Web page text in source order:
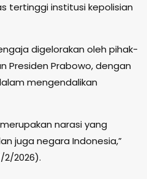
tertinggi institusi kepolisian
digelorakan oleh pihak-
Presiden Prabowo, dengan
mengendalikan
narasi yang
juga negara Indonesia,”
2/2026).